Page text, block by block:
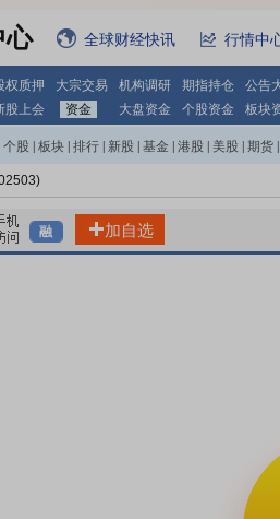
心 全球财经快讯 行情中
权质押 大宗交易 机构调研 期指持仓
公告
股上会 资金 大盘资金 个股资金 板块
个股 板块 排行 新股 基金 港股 美股 期货
融 加自选